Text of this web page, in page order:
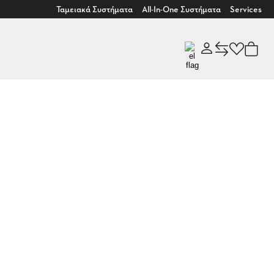
Ταμειακά Συστήματα All-In-One Συστήματα Services